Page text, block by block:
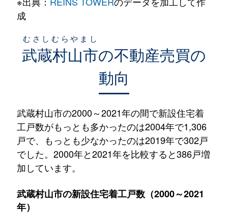
成
武蔵村山市
むさしむらやまし
の不動産売買の
動向
武蔵村山市の2000～2021年の間で新設住宅着
工戸数がもっとも多かったのは2004年で1,306
戸で、もっとも少なかったのは2019年で302戸
でした。2000年と2021年を比較すると386戸増
加しています。
武蔵村山市の新設住宅着工戸数（2000～2021
年）